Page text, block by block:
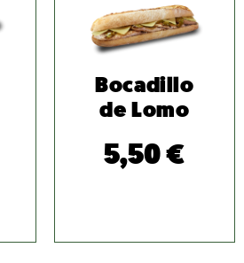
Bocadillo
de Lomo
5,50€